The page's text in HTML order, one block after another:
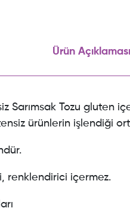
Ürün Açıklaması
Sarımsak Tozu gluten
ürünlerin işlendiği
renklendirici içermez.